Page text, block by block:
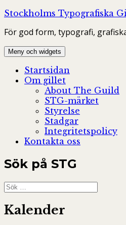
Hoppa
innehåll
Stockholms Typografiska
För god form, typografi,
Meny och widgets
Startsidan
Om gillet
About The Guild
STG-märket
Styrelse
Stadgar
Integritetspolicy
Kontakta oss
Sök på STG
Sök
efter:
Kalender